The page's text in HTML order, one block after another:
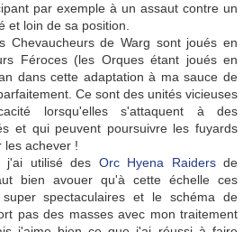
par exemple à un assaut contre un
et loin de sa position.
Chevaucheurs de Warg sont joués en
Féroces (les Orques étant joués en
dans cette adaptation à ma sauce de
Ce sont des unités vicieuses
lorsqu'elles s'attaquent à des
et qui peuvent poursuivre les fuyards
les achever !
j'ai utilisé des Orc Hyena Raidersde
bien avouer qu'à cette échelle ces
spectaculaires et le schéma de
pas des masses avec mon traitement